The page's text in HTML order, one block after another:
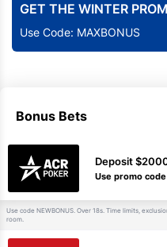
GET THE WINTER
Use Code: MAXBONUS
Bonus Bets
Deposit
Use promo code
Use code NEWBONUS. Over 18s. Time limits,
room.